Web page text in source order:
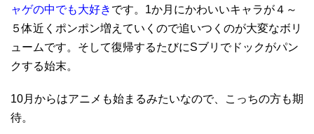
ャゲの中でも大好き です。1か月にかわいいキャラが４～
５体近くポンポン増えていくので追いつくのが大変なボリ
ュームです。そして復帰するたびにSブリでドックがパン
クする始末。
10月からはアニメも始まるみたいなので、こっちの方も期
待。